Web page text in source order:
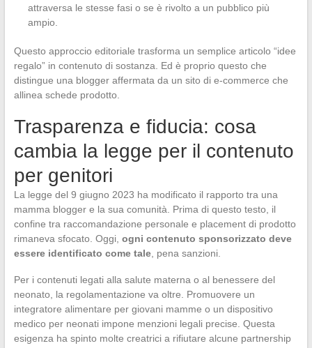
attraversa le stesse fasi o se è rivolto a un pubblico più
ampio.
Questo approccio editoriale trasforma un semplice articolo “idee
regalo” in contenuto di sostanza. Ed è proprio questo che
distingue una blogger affermata da un sito di e-commerce che
allinea schede prodotto.
Trasparenza e fiducia: cosa
cambia la legge per il contenuto
per genitori
La legge del 9 giugno 2023 ha modificato il rapporto tra una
mamma blogger e la sua comunità. Prima di questo testo, il
confine tra raccomandazione personale e placement di prodotto
rimaneva sfocato. Oggi, ogni contenuto sponsorizzato deve
essere identificato come tale, pena sanzioni.
Per i contenuti legati alla salute materna o al benessere del
neonato, la regolamentazione va oltre. Promuovere un
integratore alimentare per giovani mamme o un dispositivo
medico per neonati impone menzioni legali precise. Questa
esigenza ha spinto molte creatrici a rifiutare alcune partnership